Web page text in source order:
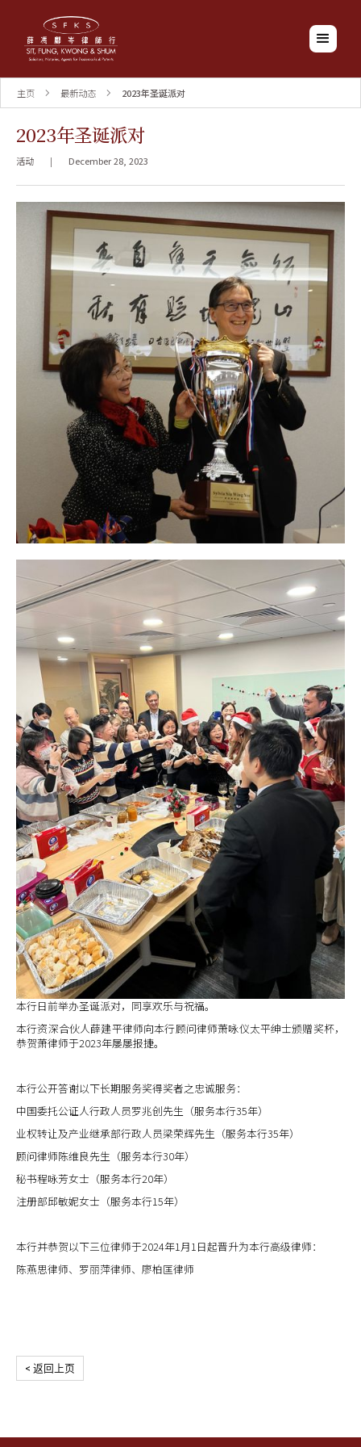
主页 最新动态 2023年圣诞派对
2023年圣诞派对
活动 | December 28, 2023
本行日前举办圣诞派对，同享欢乐与祝福。
本行资深合伙人薛建平律师向本行顾问律师萧咏仪太平绅士颁赠奖杯，
恭贺萧律师于2023年屡屡报捷。
本行公开答谢以下长期服务奖得奖者之忠诚服务：
中国委托公证人行政人员罗兆创先生（服务本行35年）
业权转让及产业继承部行政人员梁荣辉先生（服务本行35年）
顾问律师陈维良先生（服务本行30年）
秘书程咏芳女士（服务本行20年）
注册部邱敏妮女士（服务本行15年）
本行并恭贺以下三位律师于2024年1月1日起晋升为本行高级律师：
陈燕思律师、罗丽萍律师、廖柏匡律师
< 返回上页